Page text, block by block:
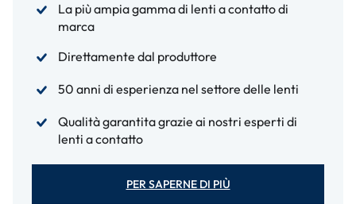
La più ampia gamma di lenti a contatto di
marca
Direttamente dal produttore
50 anni di esperienza nel settore delle lenti
Qualità garantita grazie ai nostri esperti di
lenti a contatto
PER SAPERNE DI PIÙ